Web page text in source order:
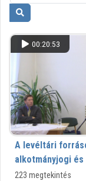
Intézmények
Közreműködők
00:20:53
A levéltári
alkotmányjogi
223 megtekintés